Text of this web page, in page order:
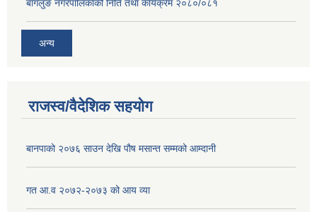
बागलुङ नगरपालिकाको निति तथा कार्यक्रम २०८०/०८१
अन्य
राजस्व/वैदेशिक सहयोग
बानपाको २०७६ साउन देखि पौष मसान्त सम्मको आम्दानी
गत आ.व २०७२-२०७३ को आय व्या